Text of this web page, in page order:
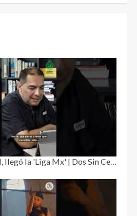
Se fue el mundial, llegó la 'Liga Mx' | Dos Sin Cebolla 🎙️
3